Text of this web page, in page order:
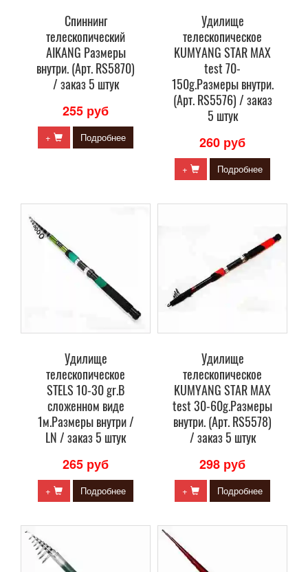
Спиннинг
телескопический
AIKANG Размеры
внутри. (Арт. RS5870)
/ заказ 5 штук
255 руб
+ Подробнее
Удилище
телескопическое
KUMYANG STAR MAX
test 70-
150g.Размеры внутри.
(Арт. RS5576) / заказ
5 штук
260 руб
+ Подробнее
Удилище
телескопическое
STELS 10-30 gr.В
сложенном виде
1м.Размеры внутри /
LN / заказ 5 штук
265 руб
+ Подробнее
Удилище
телескопическое
KUMYANG STAR MAX
test 30-60g.Размеры
внутри. (Арт. RS5578)
/ заказ 5 штук
298 руб
+ Подробнее